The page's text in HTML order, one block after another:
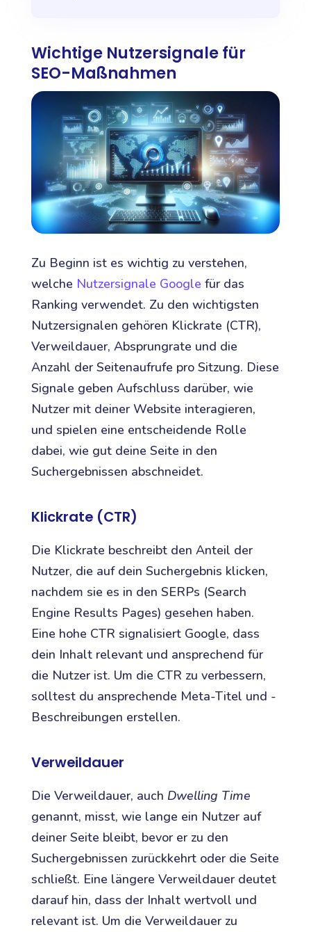
Wichtige Nutzersignale für
SEO-Maßnahmen
Zu Beginn ist es wichtig zu verstehen,
welche Nutzersignale Google für das
Ranking verwendet. Zu den wichtigsten
Nutzersignalen gehören Klickrate (CTR),
Verweildauer, Absprungrate und die
Anzahl der Seitenaufrufe pro Sitzung. Diese
Signale geben Aufschluss darüber, wie
Nutzer mit deiner Website interagieren,
und spielen eine entscheidende Rolle
dabei, wie gut deine Seite in den
Suchergebnissen abschneidet.
Klickrate (CTR)
Die Klickrate beschreibt den Anteil der
Nutzer, die auf dein Suchergebnis klicken,
nachdem sie es in den SERPs (Search
Engine Results Pages) gesehen haben.
Eine hohe CTR signalisiert Google, dass
dein Inhalt relevant und ansprechend für
die Nutzer ist. Um die CTR zu verbessern,
solltest du ansprechende Meta-Titel und -
Beschreibungen erstellen.
Verweildauer
Die Verweildauer, auch Dwelling Time
genannt, misst, wie lange ein Nutzer auf
deiner Seite bleibt, bevor er zu den
Suchergebnissen zurückkehrt oder die Seite
schließt. Eine längere Verweildauer deutet
darauf hin, dass der Inhalt wertvoll und
relevant ist. Um die Verweildauer zu